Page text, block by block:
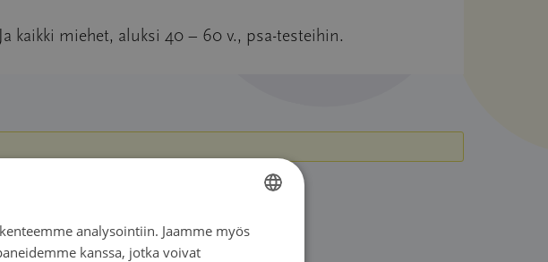
kaikki miehet, aluksi 40 – 60 v., psa-testeihin.
FINNISH
analysointiin. Jaamme myös
kanssa, jotka voivat